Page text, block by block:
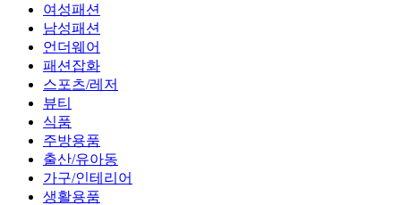
여성패션
남성패션
언더웨어
패션잡화
스포츠/레저
뷰티
식품
주방용품
출산/유아동
가구/인테리어
생활용품